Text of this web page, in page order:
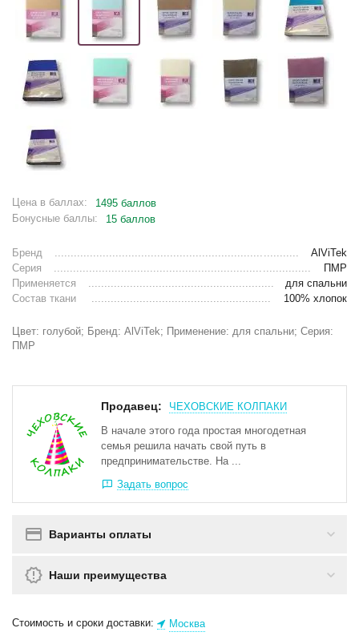
Цена в баллах:
1495 баллов
Бонусные баллы:
15 баллов
Бренд
AlViTek
Серия
ПМР
Применяется
для спальни
Состав ткани
100% хлопок
Цвет: голубой; Бренд: AlViTek; Применение: для спальни; Серия:
ПМР
Продавец:
ЧЕХОВСКИЕ КОЛПАКИ
В начале этого года простая многодетная
семья решила начать свой путь в
предпринимательстве. На ...
Задать вопрос
Варианты оплаты
Наши преимущества
Стоимость и сроки доставки: Москва